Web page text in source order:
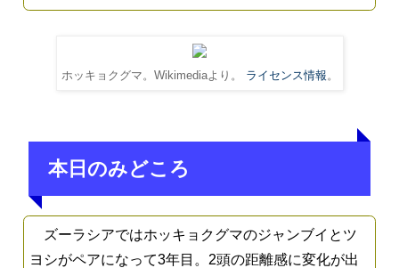
ホッキョクグマ。Wikimediaより。 ライセンス情報 。
本日のみどころ
ズーラシアではホッキョクグマのジャンブイとツ
ヨシがペアになって3年目。2頭の距離感に変化が出